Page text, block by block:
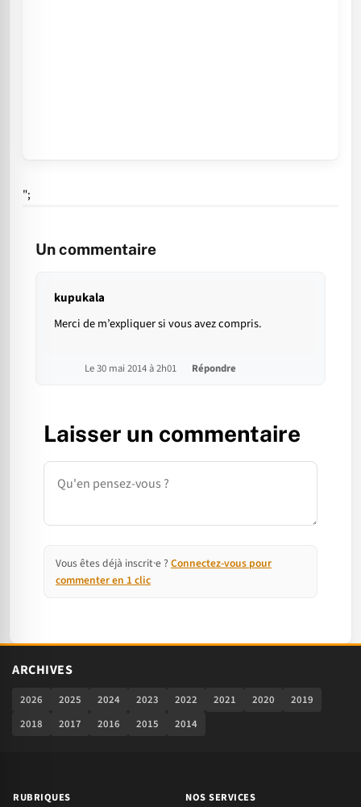
";
Un commentaire
kupukala
Merci de m’expliquer si vous avez compris.
Le 30 mai 2014 à 2h01 Répondre
Laisser un commentaire
Commentaire
Vous êtes déjà inscrit·e ? Connectez-vous pour
commenter en 1 clic
ARCHIVES
2026 2025 2024 2023 2022 2021 2020
2019
2018
2017 2016 2015 2014
RUBRIQUES
NOS SERVICES